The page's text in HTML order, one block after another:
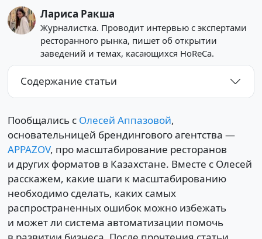
Лариса Ракша
Журналистка. Проводит интервью с экспертами
ресторанного рынка, пишет об открытии
заведений и темах, касающихся HoReCa.
Содержание статьи
Пообщались с Олесей Аппазовой,
основательницей брендингового агентства —
APPAZOV, про масштабирование ресторанов
и других форматов в Казахстане. Вместе с Олесей
расскажем, какие шаги к масштабированию
необходимо сделать, каких самых
распространенных ошибок можно избежать
и может ли система автоматизации помочь